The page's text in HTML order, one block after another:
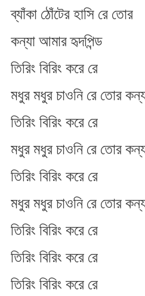
ব্যাঁকা ঠোঁটের হাসি রে তোর
কন্যা আমার হৃদপিন্ড
তিরিং বিরিং করে রে
মধুর মধুর চাওনি রে তোর
তিরিং বিরিং করে রে
মধুর মধুর চাওনি রে তোর
তিরিং বিরিং করে রে
মধুর মধুর চাওনি রে তোর
তিরিং বিরিং করে রে
তিরিং বিরিং করে রে
তিরিং বিরিং করে রে